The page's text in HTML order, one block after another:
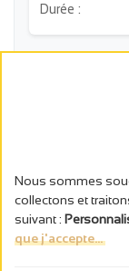
Durée :
Nous sommes
collectons et
suivant :
que j'accepte...